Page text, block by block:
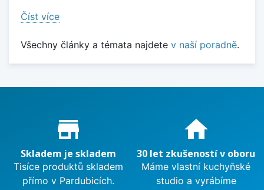
Číst více
Všechny články a témata najdete v naší poradně.
Proč nakupovat u nás?
store_mall_directory
Skladem je skladem
Tisíce produktů skladem
přímo v Pardubicích.
home
30 let zkušeností v oboru
Máme vlastní kuchyňské
studio a vyrábíme